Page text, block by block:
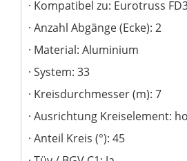
Kompatibel zu: Eurotruss
Anzahl Abgänge (Ecke): 2
Material: Aluminium
System: 33
Kreisdurchmesser (m): 7
Ausrichtung Kreiselement:
Anteil Kreis (°): 45